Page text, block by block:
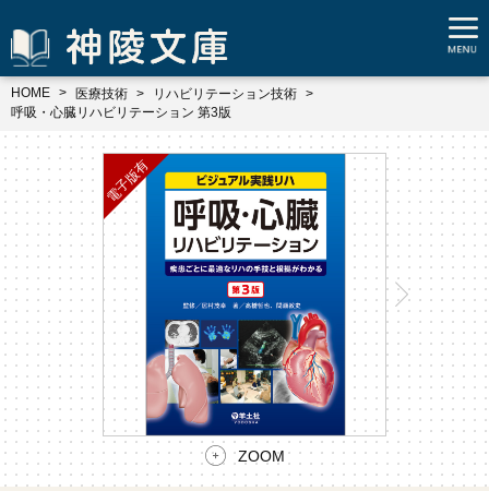
HOME 医療技術
リハビリテーション技術
呼吸・心臓リハビリテーション 第3版
ZOOM